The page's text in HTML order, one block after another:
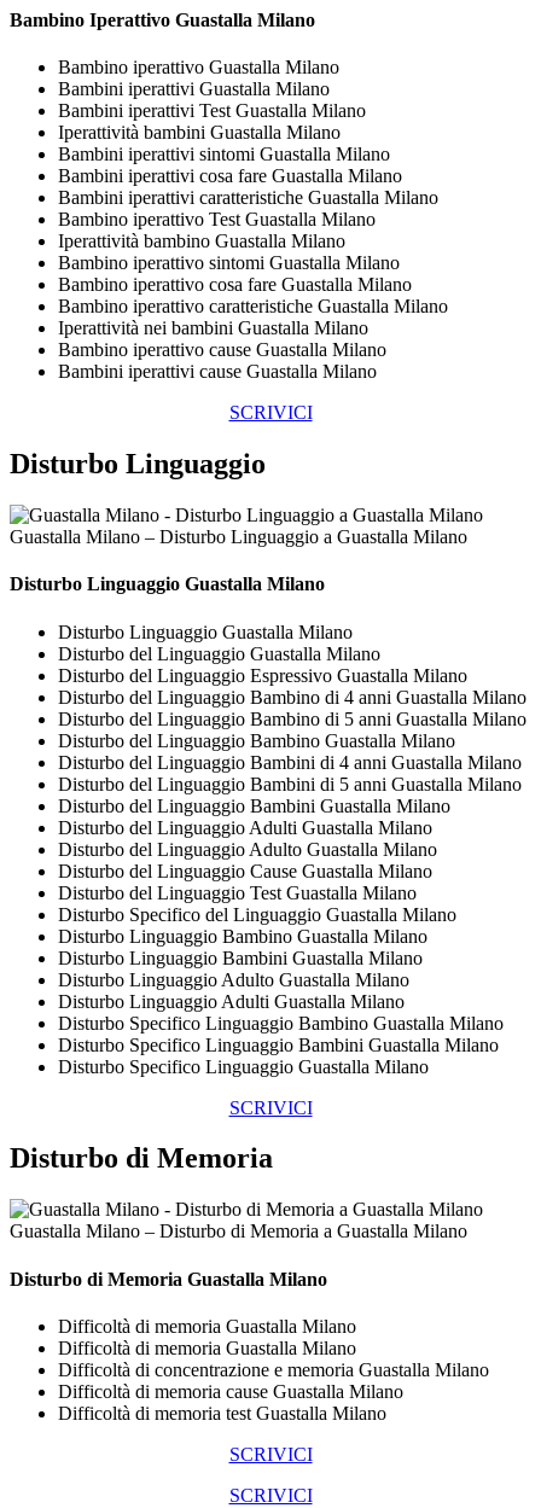
Bambino Iperattivo Guastalla Milano
Bambino iperattivo Guastalla Milano
Bambini iperattivi Guastalla Milano
Bambini iperattivi Test Guastalla Milano
Iperattività bambini Guastalla Milano
Bambini iperattivi sintomi Guastalla Milano
Bambini iperattivi cosa fare Guastalla Milano
Bambini iperattivi caratteristiche Guastalla Milano
Bambino iperattivo Test Guastalla Milano
Iperattività bambino Guastalla Milano
Bambino iperattivo sintomi Guastalla Milano
Bambino iperattivo cosa fare Guastalla Milano
Bambino iperattivo caratteristiche Guastalla Milano
Iperattività nei bambini Guastalla Milano
Bambino iperattivo cause Guastalla Milano
Bambini iperattivi cause Guastalla Milano
SCRIVICI
Disturbo Linguaggio
Guastalla Milano – Disturbo Linguaggio a Guastalla Milano
Disturbo Linguaggio Guastalla Milano
Disturbo Linguaggio Guastalla Milano
Disturbo del Linguaggio Guastalla Milano
Disturbo del Linguaggio Espressivo Guastalla Milano
Disturbo del Linguaggio Bambino di 4 anni Guastalla Milano
Disturbo del Linguaggio Bambino di 5 anni Guastalla Milano
Disturbo del Linguaggio Bambino Guastalla Milano
Disturbo del Linguaggio Bambini di 4 anni Guastalla Milano
Disturbo del Linguaggio Bambini di 5 anni Guastalla Milano
Disturbo del Linguaggio Bambini Guastalla Milano
Disturbo del Linguaggio Adulti Guastalla Milano
Disturbo del Linguaggio Adulto Guastalla Milano
Disturbo del Linguaggio Cause Guastalla Milano
Disturbo del Linguaggio Test Guastalla Milano
Disturbo Specifico del Linguaggio Guastalla Milano
Disturbo Linguaggio Bambino Guastalla Milano
Disturbo Linguaggio Bambini Guastalla Milano
Disturbo Linguaggio Adulto Guastalla Milano
Disturbo Linguaggio Adulti Guastalla Milano
Disturbo Specifico Linguaggio Bambino Guastalla Milano
Disturbo Specifico Linguaggio Bambini Guastalla Milano
Disturbo Specifico Linguaggio Guastalla Milano
SCRIVICI
Disturbo di Memoria
Guastalla Milano – Disturbo di Memoria a Guastalla Milano
Disturbo di Memoria Guastalla Milano
Difficoltà di memoria Guastalla Milano
Difficoltà di memoria Guastalla Milano
Difficoltà di concentrazione e memoria Guastalla Milano
Difficoltà di memoria cause Guastalla Milano
Difficoltà di memoria test Guastalla Milano
SCRIVICI
SCRIVICI